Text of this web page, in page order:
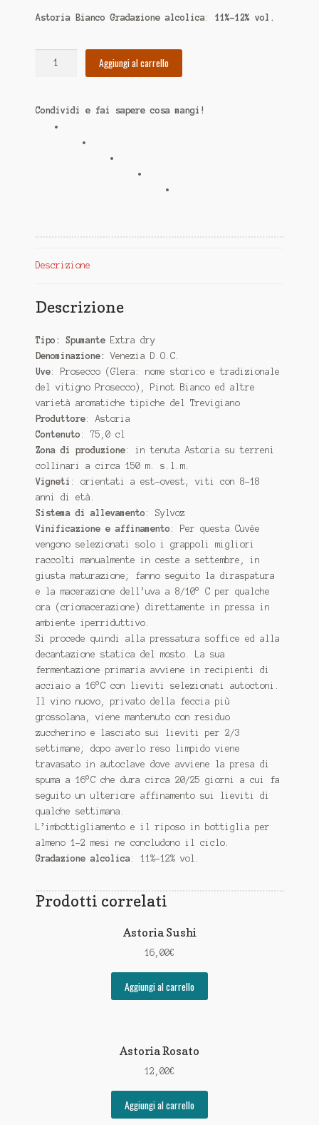
Astoria Bianco Gradazione alcolica : 11%-12% vol.
Aggiungi al carrello
Condividi e fai sapere cosa mangi!
Descrizione
Descrizione
Tipo: SpumanteExtra dry
Denominazione:Venezia D.O.C.
Uve: Prosecco (Glera: nome storico e tradizionale
del vitigno Prosecco), Pinot Bianco ed altre
varietà aromatiche tipiche del Trevigiano
Produttore: Astoria
Contenuto : 75,0 cl
Zona di produzione: in tenuta Astoria su terreni
collinari a circa 150 m. s.l.m.
Vigneti : orientati a est-ovest; viti con 8-18
anni di età.
Sistema di allevamento : Sylvoz
Vinificazione e affinamento : Per questa Cuvée
vengono selezionati solo i grappoli migliori
raccolti manualmente in ceste a settembre, in
giusta maturazione; fanno seguito la diraspatura
e la macerazione dell’uva a 8/10° C per qualche
ora (criomacerazione) direttamente in pressa in
ambiente iperriduttivo.
Si procede quindi alla pressatura soffice ed alla
decantazione statica del mosto. La sua
fermentazione primaria avviene in recipienti di
acciaio a 16°C con lieviti selezionati autoctoni.
Il vino nuovo, privato della feccia più
grossolana, viene mantenuto con residuo
zuccherino e lasciato sui lieviti per 2/3
settimane; dopo averlo reso limpido viene
travasato in autoclave dove avviene la presa di
spuma a 16°C che dura circa 20/25 giorni a cui fa
seguito un ulteriore affinamento sui lieviti di
qualche settimana.
L’imbottigliamento e il riposo in bottiglia per
almeno 1-2 mesi ne concludono il ciclo.
Gradazione alcolica : 11%-12% vol.
Prodotti correlati
Astoria Sushi
16,00€
Aggiungi al carrello
Astoria Rosato
12,00€
Aggiungi al carrello